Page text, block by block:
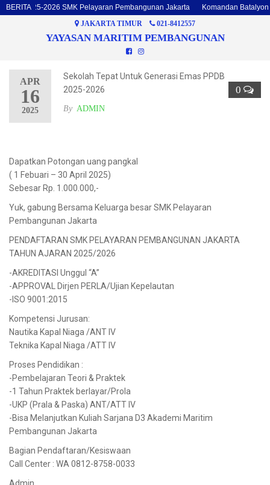
BERITA
2025-2026 SMK Pelayaran Pembangunan Jakarta
Komandan Batalyon
JAKARTA TIMUR
021-8412557
YAYASAN MARITIM PEMBANGUNAN
APR
16
2025
0
Sekolah Tepat Untuk Generasi Emas PPDB
2025-2026
By ADMIN
Dapatkan Potongan uang pangkal
( 1 Febuari – 30 April 2025)
Sebesar Rp. 1.000.000,-
Yuk, gabung Bersama Keluarga besar SMK Pelayaran
Pembangunan Jakarta
PENDAFTARAN SMK PELAYARAN PEMBANGUNAN JAKARTA
TAHUN AJARAN 2025/2026
-AKREDITASI Unggul “A”
-APPROVAL Dirjen PERLA/Ujian Kepelautan
-ISO 9001:2015
Kompetensi Jurusan:
Nautika Kapal Niaga /ANT IV
Teknika Kapal Niaga /ATT IV
Proses Pendidikan :
-Pembelajaran Teori & Praktek
-1 Tahun Praktek berlayar/Prola
-UKP (Prala & Paska) ANT/ATT IV
-Bisa Melanjutkan Kuliah Sarjana D3 Akademi Maritim
Pembangunan Jakarta
Bagian Pendaftaran/Kesiswaan
Call Center : WA 0812-8758-0033